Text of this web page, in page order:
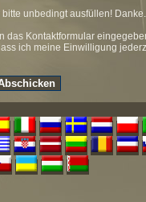
bitte unbedingt ausfüllen! Danke.
das Kontaktformular
ich meine Einwilligung